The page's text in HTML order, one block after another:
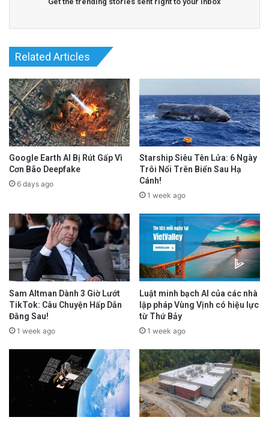
Related Articles
Google Earth AI Bị Rút Gấp Vì
Cơn Bão Deepfake
6 days ago
Starship Siêu Tên Lửa: 6 Ngày
Trôi Nổi Trên Biển Sau Hạ
Cánh!
1 week ago
Sam Altman Dành 3 Giờ Lướt
TikTok: Câu Chuyện Hấp Dẫn
Đằng Sau!
1 week ago
Luật minh bạch AI của các nhà
lập pháp Vùng Vịnh có hiệu lực
từ Thứ Bảy
1 week ago